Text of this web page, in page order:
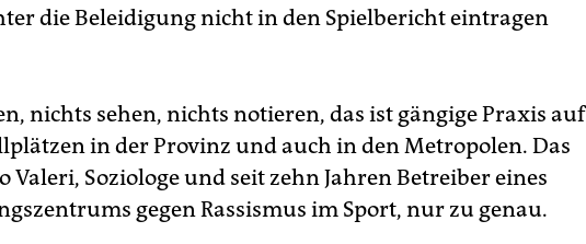
die Beleidigung nicht in den Spielbericht eintragen
nichts sehen, nichts notieren, das ist gängige Praxis auf
in der Provinz und auch in den Metropolen. Das
Valeri, Soziologe und seit zehn Jahren Betreiber eines
gegen Rassismus im Sport, nur zu genau.